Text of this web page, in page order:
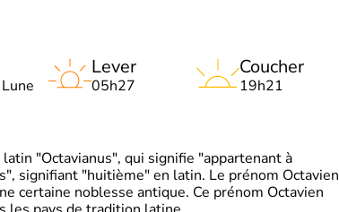
Lever
05h27
Coucher
19h21
"Octavianus", qui signifie "appartenant à
signifiant "huitième" en latin. Le prénom Octavien
certaine noblesse antique. Ce prénom Octavien